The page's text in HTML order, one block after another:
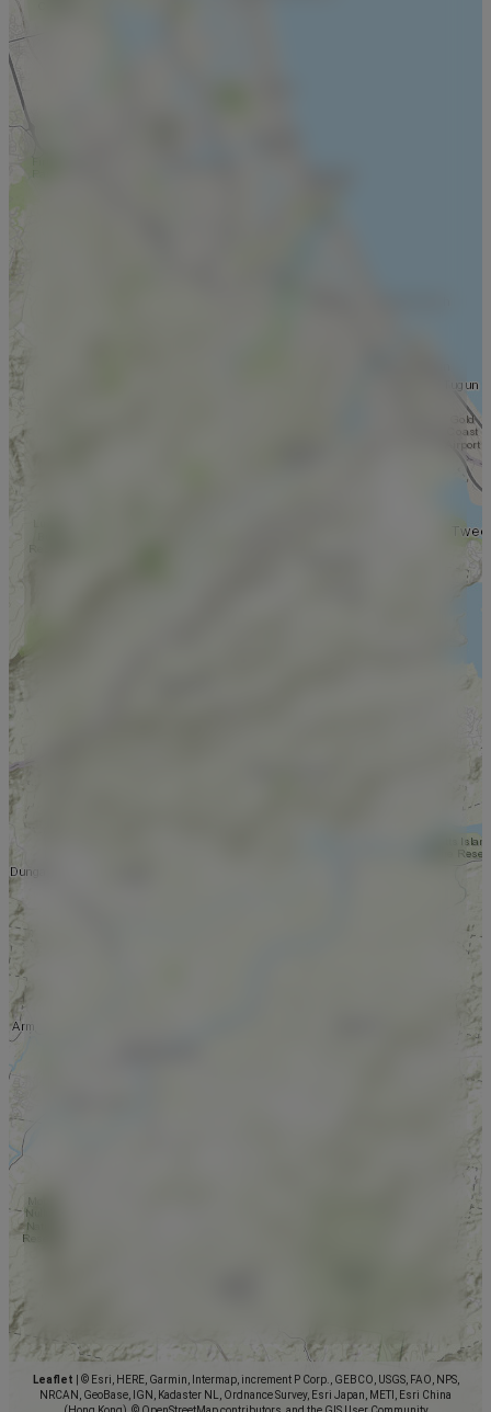
Leaflet
© Esri, HERE, Garmin, Intermap, increment P Corp., GEBCO, USGS, FAO, NPS,
NRCAN, GeoBase, IGN, Kadaster NL, Ordnance Survey, Esri Japan, METI, Esri China